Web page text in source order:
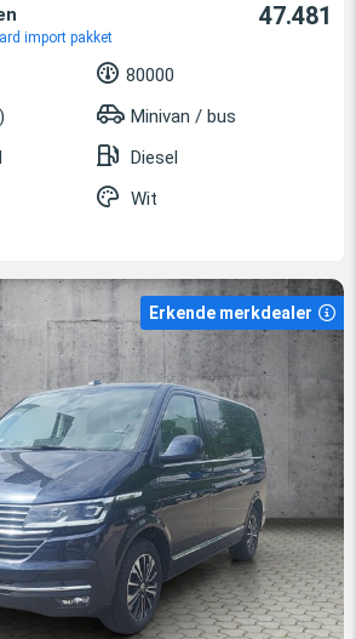
import pakket
47.481
80000
Minivan / bus
Diesel
Wit
Erkende merkdealer